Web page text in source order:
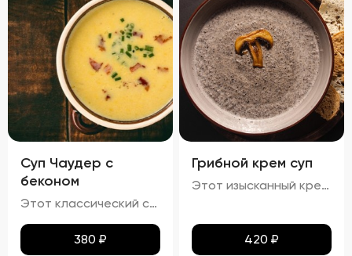
Суп Чаудер с
беконом
Этот классический суп характеризуется гармонией насыщенных вкусов и разнообразия текстур. Бульон обладает плотной кремообразной структурой благодаря использованию сливочного масла, что усиливает мясной аромат. В нём гармонично сочетаются мягкие кусочки говядины, овощи, такие как морковь и лук, и макароны, сохраняющие свою текстуру мягкой и эластичной, но не превращаясь в кашу. Поверхность украшена каплями зелёного масла и мелкой петрушкой, добавляющей супу яркие зелёные акценты и свежие травяные ноты.
380 ₽
Грибной крем суп
Этот изысканный крем-суп отличается гладкой, бархатистой текстурой, которая обволакивает ваши вкусовые рецепторы. Насыщенный аромат грибов сочетается с мягкими сливочными нотами, создавая гармоничное сочетание вкусов. Поверхность крема украшена капельками зелёного масла и мелко нарезанной зеленью, что добавляет блюду утончённости. Подается с хрустящими гренками, идеально дополняющими нежную текстуру супа.
420 ₽